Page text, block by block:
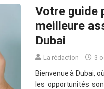
Votre guide
meilleure
Dubai
La rédaction 3
Bienvenue à Dubai,
les opportunités